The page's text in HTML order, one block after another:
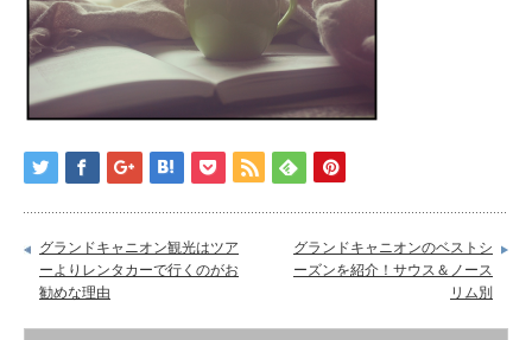
グランドキャニオン観光はツア
ーよりレンタカーで行くのがお
勧めな理由
グランドキャニオンのベストシ
ーズンを紹介！サウス＆ノース
リム別